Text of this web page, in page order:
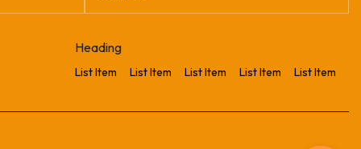
Heading
List Item List Item List Item List Item List Item